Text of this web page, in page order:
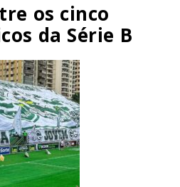
os cinco
da Série B